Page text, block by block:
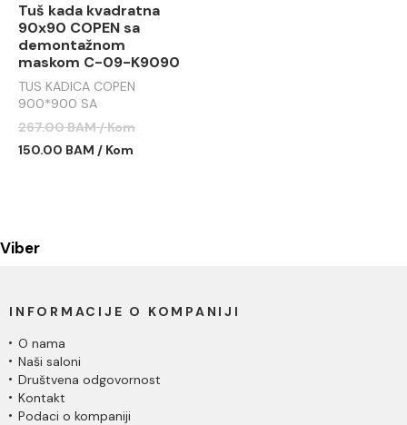
Tuš kada kvadratna
90x90 COPEN sa
demontažnom
maskom C-09-K9090
TUS KADICA COPEN
900*900 SA
DEMONTAŽNOM MASKOM
C-09-K9090
267.00 BAM / Kom
150.00 BAM / Kom
Viber
INFORMACIJE O KOMPANIJI
O nama
Naši saloni
Društvena odgovornost
Kontakt
Podaci o kompaniji